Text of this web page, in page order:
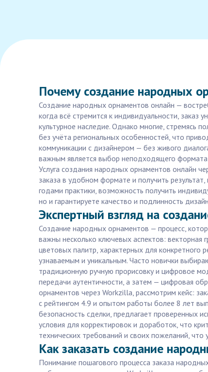
Почему создание народных
Создание народных орнаментов онлайн —
когда всё стремится к индивидуальности,
культурное наследие. Однако многие, стремясь
без учёта региональных особенностей, что
коммуникации с дизайнером — без живого
важным является выбор неподходящего
Услуга создания народных орнаментов онлайн
заказа в удобном формате и получить
годами практики, возможность получить
но и гарантируете качество и подлинность
Экспертный взгляд на
Создание народных орнаментов — процесс,
важны несколько ключевых аспектов: векторная
цветовых палитр, характерных для
узнаваемым и уникальным. Часто новички
традиционную ручную прорисовку и цифровое
передачи аутентичности, а затем — цифровая
орнаментов через Workzilla, рассмотрим кейс:
с рейтингом 4.9 и опытом работы более 8 лет
безопасность сделки, предлагает проверенных
условия для корректировок и доработок, что
технических требований и своих пожеланий,
Как заказать создание
Понимание пошагового процесса заказа